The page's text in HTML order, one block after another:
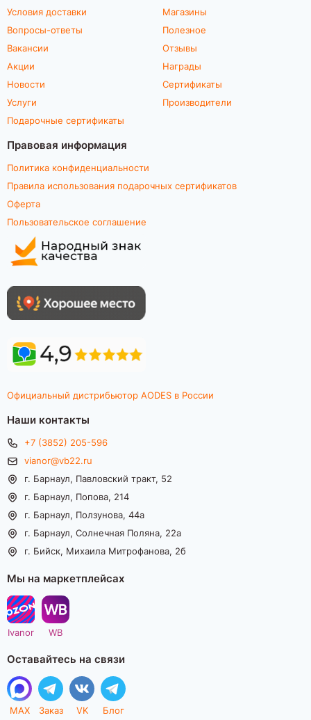
Условия доставки
Вопросы-ответы
Вакансии
Акции
Новости
Услуги
Подарочные сертификаты
Магазины
Полезное
Отзывы
Награды
Сертификаты
Производители
Правовая информация
Политика конфиденциальности
Правила использования подарочных сертификатов
Оферта
Пользовательское соглашение
Официальный дистрибьютор AODES в России
Наши контакты
+7 (3852) 205-596
vianor@vb22.ru
г. Барнаул, Павловский тракт, 52
г. Барнаул, Попова, 214
г. Барнаул, Ползунова, 44а
г. Барнаул, Солнечная Поляна, 22а
г. Бийск, Михаила Митрофанова, 2б
Мы на маркетплейсах
Ivanor WB
Оставайтесь на связи
MAX Заказ VK Блог